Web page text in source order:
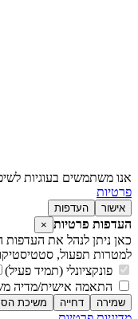
אנו משתמשים בעוגיות
פרטיות
אישור העדפות
העדפות פרטיות ×
כאן ניתן לנהל את
למטרות תפעול,
פונקציונלי (תמיד פעיל)
התאמה אישית/מדיה
שמירה דחייה משיכת